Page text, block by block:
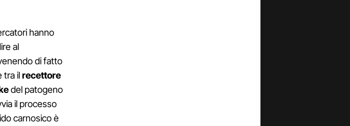
hanno
al
di fatto
tra ilrecettore
del patogeno
il processo
carnosico è